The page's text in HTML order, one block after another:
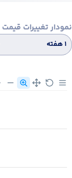
نمودار تغییرات قیمت
۱ هفته